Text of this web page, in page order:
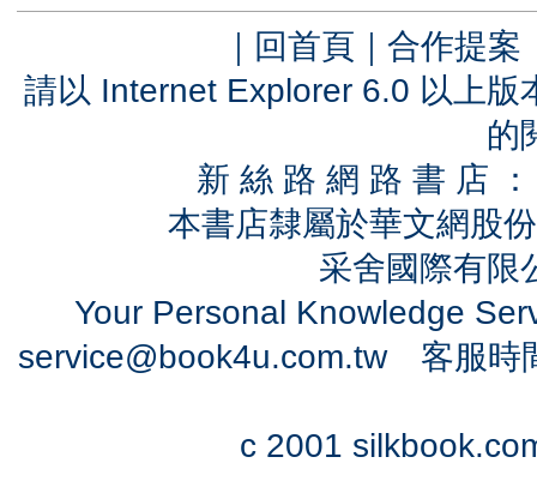
｜ 回首頁 ｜ 合作提案
請以 Internet Explorer 6.0 以上
的
新 絲 路 網 路 書 店
本書店隸屬於華文網股
采舍國際有
Your Personal Knowledge
service@book4u.com.tw客服時
c 2001